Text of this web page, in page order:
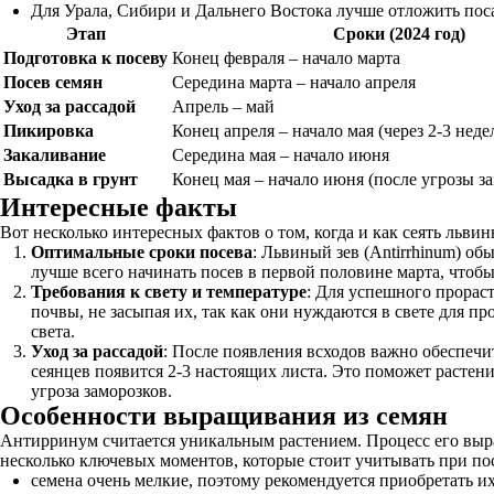
Для Урала, Сибири и Дальнего Востока лучше отложить
Этап
Сроки (2024 год)
Подготовка к посеву Конец февраля – начало марта
Посев семян
Середина марта – начало апреля
Уход за рассадой
Апрель – май
Пикировка
Конец апреля – начало мая (через 2-3
Закаливание
Середина мая – начало июня
Высадка в грунт
Конец мая – начало июня (после угрозы
Интересные факты
Вот несколько интересных фактов о том, когда и как сеять
Оптимальные сроки посева: Львиный зев (Antirrhinum)
лучше всего начинать посев в первой половине марта,
Требования к свету и температуре: Для успешного
почвы, не засыпая их, так как они нуждаются в свете для
света.
Уход за рассадой: После появления всходов важно
сеянцев появится 2-3 настоящих листа. Это поможет
угроза заморозков.
Особенности выращивания из семян
Антирринум считается уникальным растением. Процесс его
несколько ключевых моментов, которые стоит учитывать при
семена очень мелкие, поэтому рекомендуется приобретать